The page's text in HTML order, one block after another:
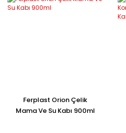
Ferplast Orion Çelik
Mama Ve Su Kabı 900ml